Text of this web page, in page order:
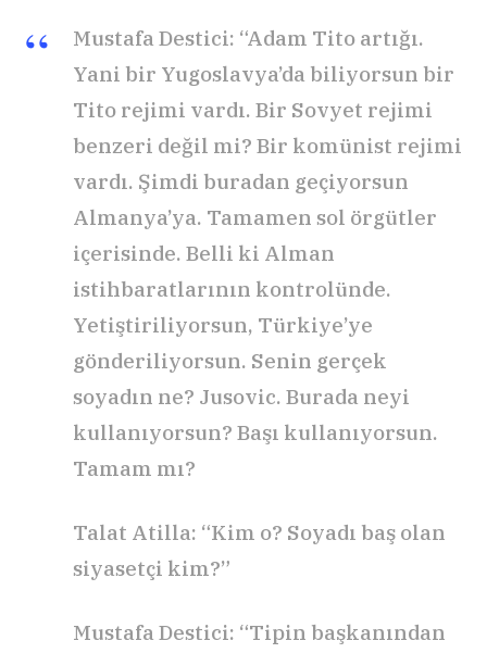
Mustafa Destici: “Adam Tito artığı.
Yani bir Yugoslavya’da biliyorsun bir
Tito rejimi vardı. Bir Sovyet rejimi
benzeri değil mi? Bir komünist rejimi
vardı. Şimdi buradan geçiyorsun
Almanya’ya. Tamamen sol örgütler
içerisinde. Belli ki Alman
istihbaratlarının kontrolünde.
Yetiştiriliyorsun, Türkiye’ye
gönderiliyorsun. Senin gerçek
soyadın ne? Jusovic. Burada neyi
kullanıyorsun? Başı kullanıyorsun.
Tamam mı?
Talat Atilla: “Kim o? Soyadı baş olan
siyasetçi kim?”
Mustafa Destici: “Tipin başkanından